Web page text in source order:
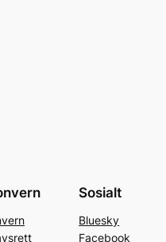
Sosialt
Bluesky
Facebook